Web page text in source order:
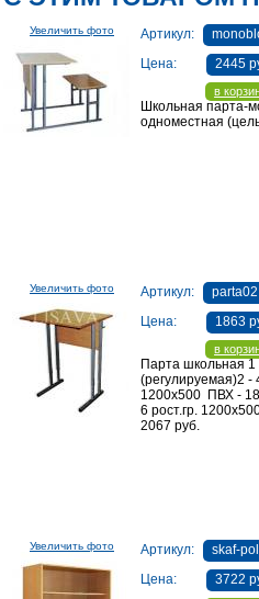
Увеличить фото Артикул:
Цена:
2445
в
Школьная парта-
одноместная
Увеличить фото Артикул:
parta02
Цена:
1863
в
Парта школьная 1
(регулируемая)2 -
1200х500 ПВХ -
6 рост.гр.
2067 руб.
Увеличить фото Артикул:
skaf-
Цена:
3722